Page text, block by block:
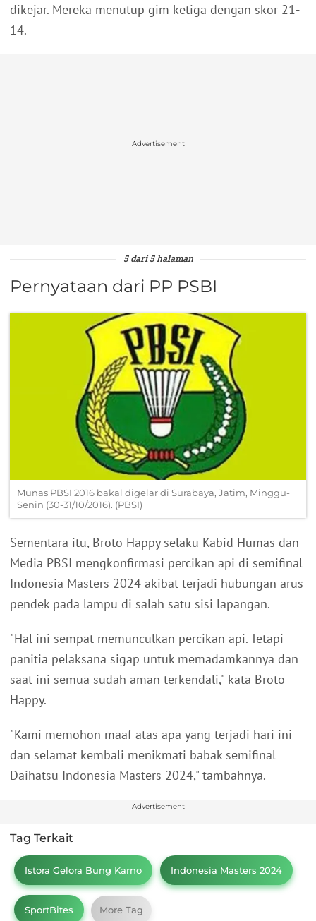
dikejar. Mereka menutup gim ketiga dengan skor 21-
14.
Advertisement
5 dari 5 halaman
Pernyataan dari PP PSBI
Munas PBSI 2016 bakal digelar di Surabaya, Jatim, Minggu-
Senin (30-31/10/2016). (PBSI)
Sementara itu, Broto Happy selaku Kabid Humas dan
Media PBSI mengkonfirmasi percikan api di semifinal
Indonesia Masters 2024 akibat terjadi hubungan arus
pendek pada lampu di salah satu sisi lapangan.
"Hal ini sempat memunculkan percikan api. Tetapi
panitia pelaksana sigap untuk memadamkannya dan
saat ini semua sudah aman terkendali," kata Broto
Happy.
"Kami memohon maaf atas apa yang terjadi hari ini
dan selamat kembali menikmati babak semifinal
Daihatsu Indonesia Masters 2024," tambahnya.
Advertisement
Tag Terkait
Istora Gelora Bung Karno Indonesia Masters 2024
SportBites More Tag